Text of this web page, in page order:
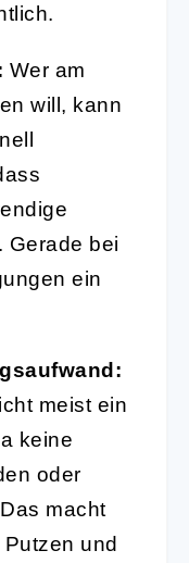
Wer am
will, kann
Gerade bei
ein
meist ein
keine
oder
macht
und